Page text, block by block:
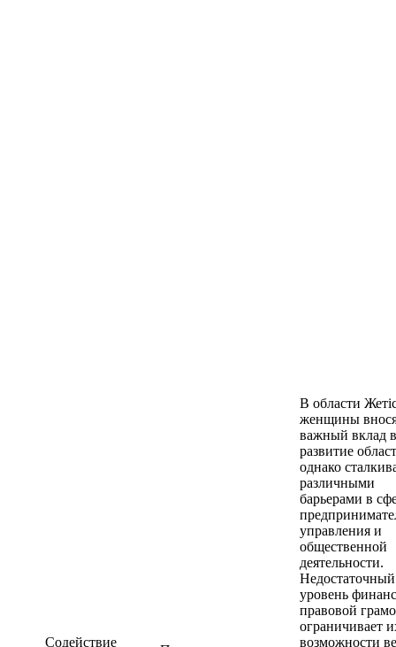
Содействие
В области
женщины
важный вклад в
развитие
однако
различными
барьерами в
управления и
общественной
деятельности.
Недостаточный
уровень
правовой
ограничивает
возможности